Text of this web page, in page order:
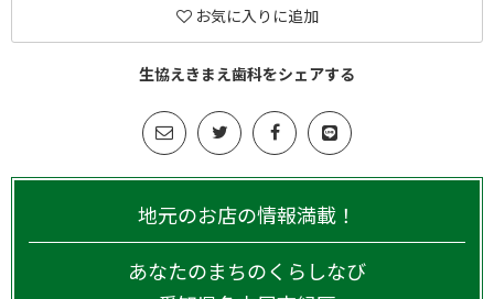
お気に入りに追加
生協えきまえ歯科をシェアする
地元のお店の情報満載！
あなたのまちのくらしなび